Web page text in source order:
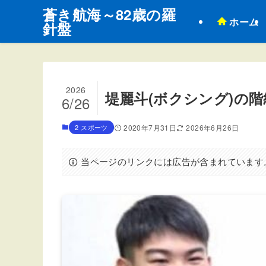
蒼き航海～82歳の羅
針盤 ホーム
堤麗斗(ボクシング)の
2026
6/26
2 スポーツ 2020年7月31日 2026年6月26日
当ページのリンクには広告が含まれています